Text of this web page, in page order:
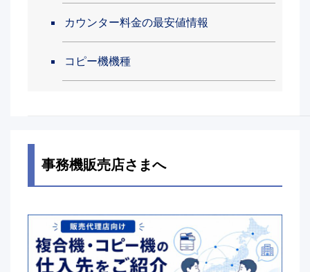
カウンター料金の最安値情報
コピー機機種
事務機販売店さまへ